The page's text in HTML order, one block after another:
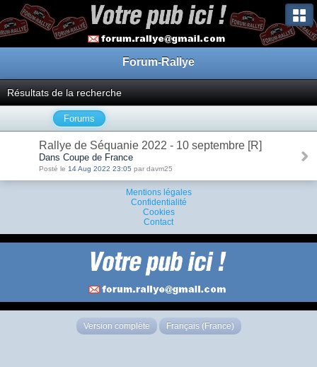
Forum-Rallye
Résultats de la recherche
Forums
Rallye de Séquanie 2022 - 10 septembre [R]
Dans Coupe de France
Posté le 14 Aug 2022 23:05 par davm25
Mentions légales
Confidentialité
Cookies
Contact
Version complète Français (France)